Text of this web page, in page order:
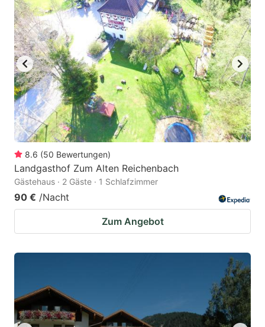
8.6 (50 Bewertungen)
Landgasthof Zum Alten Reichenbach
Gästehaus · 2 Gäste · 1 Schlafzimmer
90 € /Nacht
Zum Angebot